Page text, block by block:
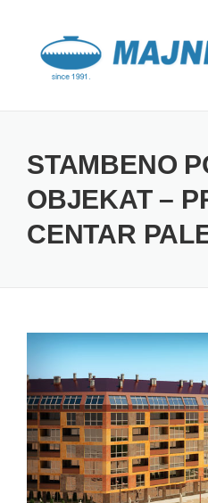
content
STAMBENO
OBJEKAT –
CENTAR